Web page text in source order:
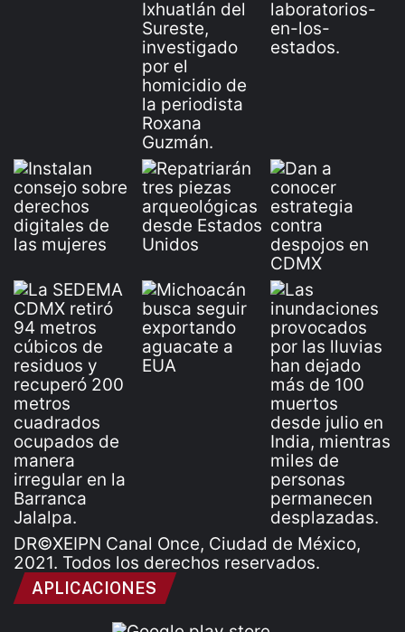
DR©XEIPN Canal Once, Ciudad de México,
2021. Todos los derechos reservados.
APLICACIONES